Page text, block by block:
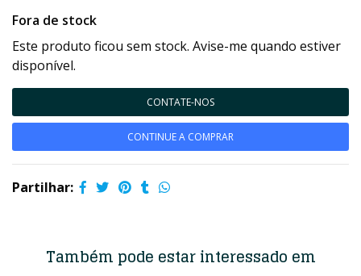
Fora de stock
Este produto ficou sem stock. Avise-me quando estiver
disponível.
CONTATE-NOS
CONTINUE A COMPRAR
Partilhar:
Também pode estar interessado em